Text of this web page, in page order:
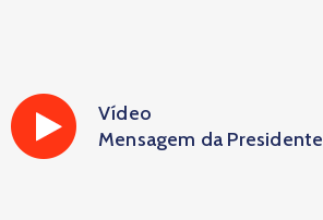
Vídeo
Mensagem da Presidente